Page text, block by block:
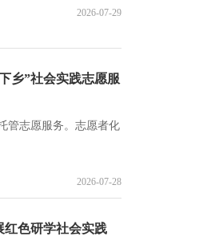
2026-07-29
乡”社会实践志愿服
管志愿服务。志愿者化
2026-07-28
红色研学社会实践